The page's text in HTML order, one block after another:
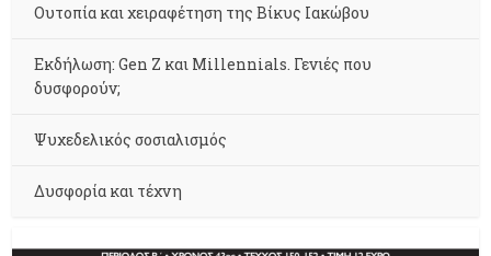
Ουτοπία και χειραφέτηση της Βίκυς Ιακώβου
Εκδήλωση: Gen Z και Millennials. Γενιές που
δυσφορούν;
Ψυχεδελικός σοσιαλισμός
Δυσφορία και τέχνη